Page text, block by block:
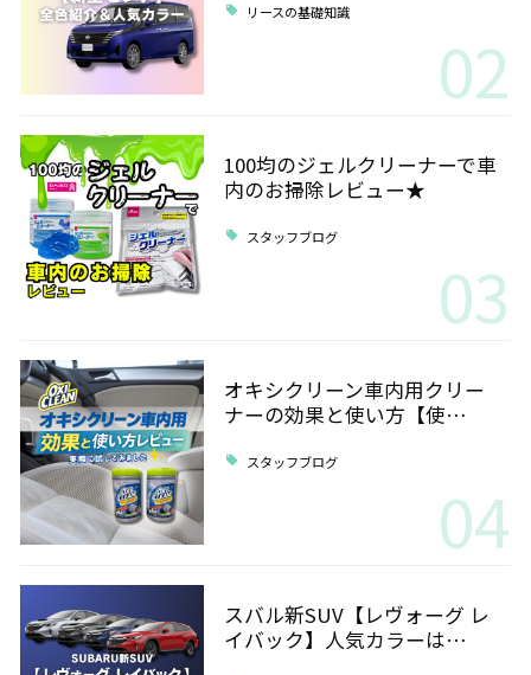
リースの基礎知識
02
100均のジェルクリーナーで車
内のお掃除レビュー★
スタッフブログ
03
オキシクリーン車内用クリー
ナーの効果と使い方【使…
スタッフブログ
04
スバル新SUV【レヴォーグ レ
イバック】人気カラーは…